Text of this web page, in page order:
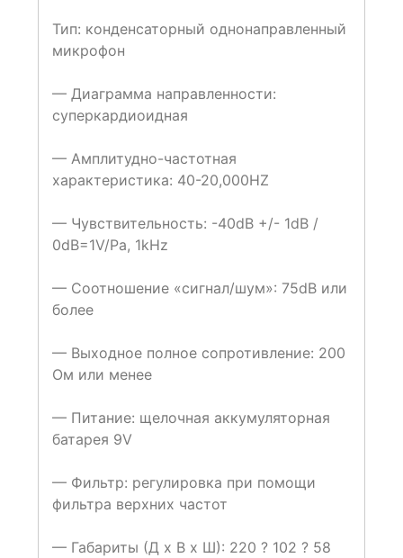
Тип: конденсаторный однонаправленный
микрофон
— Диаграмма направленности:
суперкардиоидная
— Амплитудно-частотная
характеристика: 40-20,000HZ
— Чувствительность: -40dB +/- 1dB /
0dB=1V/Pa, 1kHz
— Соотношение «сигнал/шум»: 75dB или
более
— Выходное полное сопротивление: 200
Ом или менее
— Питание: щелочная аккумуляторная
батарея 9V
— Фильтр: регулировка при помощи
фильтра верхних частот
— Габариты (Д х В х Ш): 220 ? 102 ? 58